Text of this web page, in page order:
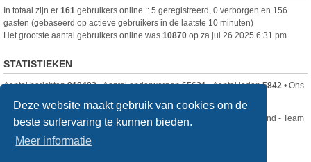
Deze website maakt gebruik van cookies om de
beste surfervaring te kunnen bieden.
Meer informatie
In totaal zijn er 161 gebruikers online :: 5 geregistreerd, 0 verborgen en 156
gasten (gebaseerd op actieve gebruikers in de laatste 10 minuten)
Het grootste aantal gebruikers online was 10870 op za jul 26 2025 6:31 pm
STATISTIEKEN
Aantal berichten918492• Aantal onderwerpen65631• Aantal leden5842 • Ons
Nikon Club Nederland - Team
Forum